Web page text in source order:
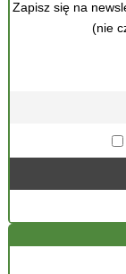
Zapisz się na
(nie